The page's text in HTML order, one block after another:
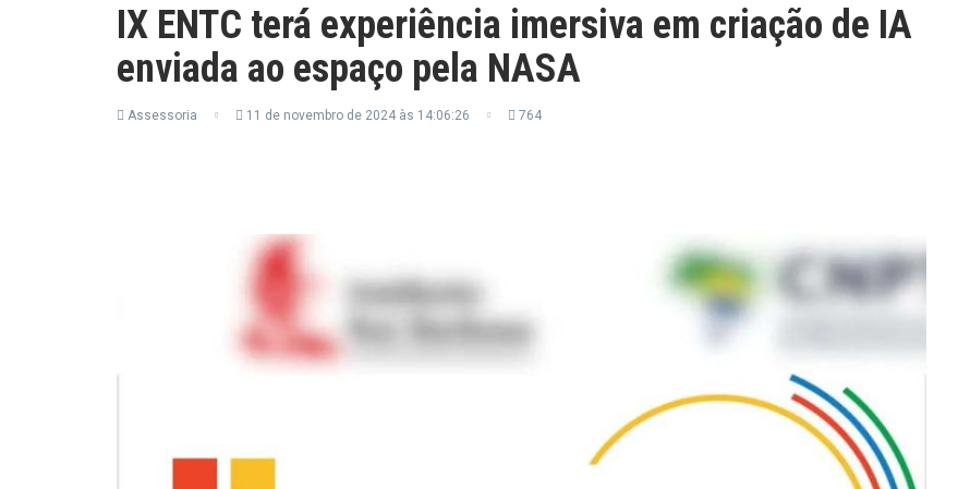
IX ENTC terá experiência imersiva em criação de IA
enviada ao espaço pela NASA
Assessoria 11 de novembro de 2024 às 14:06:26 764